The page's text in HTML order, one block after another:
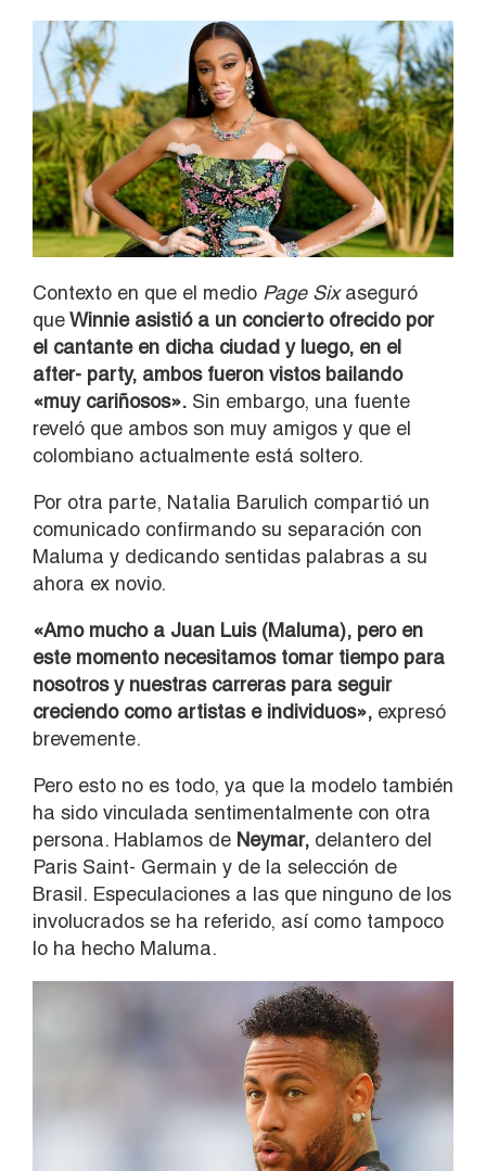
Contexto en que el medio Page Sixaseguró
queWinnie asistió a un concierto ofrecido por
el cantante en dicha ciudad y luego, en el
after- party, ambos fueron vistos bailando
«muy cariñosos». Sin embargo, una fuente
reveló que ambos son muy amigos y que el
colombiano actualmente está soltero.
Por otra parte, Natalia Barulich compartió un
comunicado confirmando su separación con
Maluma y dedicando sentidas palabras a su
ahora ex novio.
«Amo mucho a Juan Luis (Maluma), pero en
este momento necesitamos tomar tiempo para
nosotros y nuestras carreras para seguir
creciendo como artistas e individuos», expresó
brevemente.
Pero esto no es todo, ya que la modelo también
ha sido vinculada sentimentalmente con otra
persona. Hablamos de Neymar, delantero del
Paris Saint- Germain y de la selección de
Brasil. Especulaciones a las que ninguno de los
involucrados se ha referido, así como tampoco
lo ha hecho Maluma.